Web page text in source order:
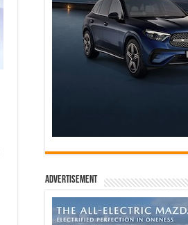
Advertisement